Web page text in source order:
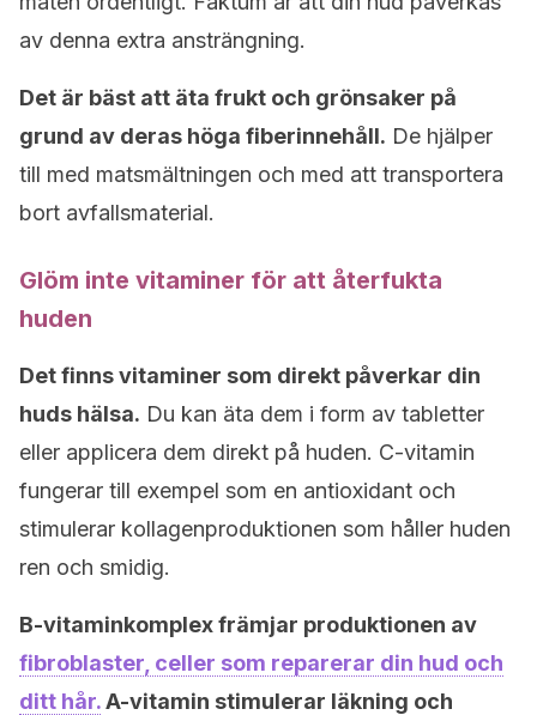
av denna extra ansträngning.
Det är bäst att äta frukt och grönsaker på
grund av deras höga fiberinnehåll. De hjälper
till med matsmältningen och med att transportera
bort avfallsmaterial.
Glöm inte vitaminer för att återfukta
huden
Det finns vitaminer som direkt påverkar din
huds hälsa. Du kan äta dem i form av tabletter
eller applicera dem direkt på huden. C-vitamin
fungerar till exempel som en antioxidant och
stimulerar kollagenproduktionen som håller huden
ren och smidig.
B-vitaminkomplex främjar produktionen av
fibroblaster, celler som reparerar din hud och
ditt hår.A-vitamin stimulerar läkning och